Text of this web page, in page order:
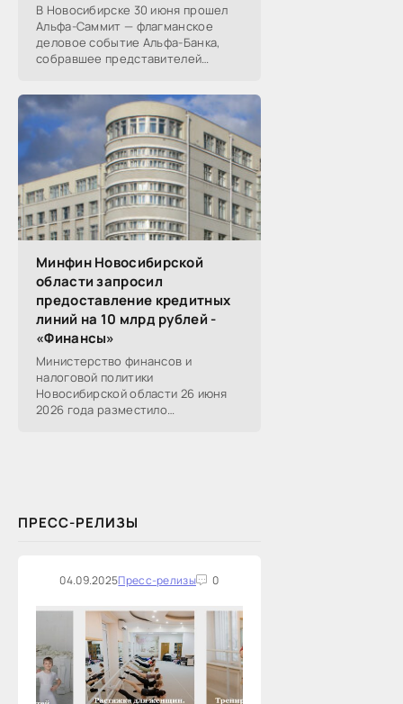
В Новосибирске 30 июня прошел
Альфа-Саммит — флагманское
деловое событие Альфа-Банка,
собравшее представителей
реального, технологического,
финансового и других
Минфин Новосибирской
области запросил
предоставление кредитных
линий на 10 млрд рублей -
«Финансы»
Министерство финансов и
налоговой политики
Новосибирской области 26 июня
2026 года разместило
ПРЕСС-РЕЛИЗЫ
04.09.2025Пресс-релизы 0